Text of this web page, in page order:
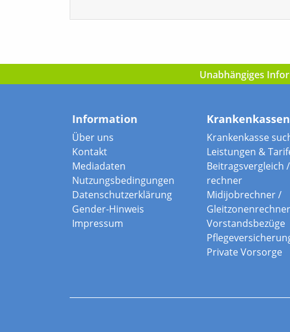
Unabhängiges
Information
Über uns
Kontakt
Mediadaten
Nutzungsbedingungen
Datenschutzerklärung
Gender-Hinweis
Impressum
Krankenkassen
Krankenkasse
Leistungen &
Beitragsvergleich
rechner
Midijobrechner /
Gleitzonenrechner
Vorstandsbezüge
Private Vorsorge